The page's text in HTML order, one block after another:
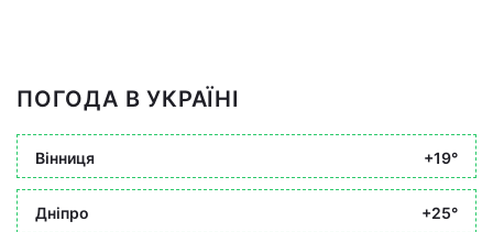
ПОГОДА В УКРАЇНІ
Вінниця +19°
Дніпро +25°